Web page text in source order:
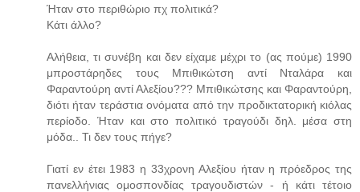
Ήταν στο περιθώριο πχ πολιτικά?
Κάτι άλλο?
Αλήθεια, τι συνέβη και δεν είχαμε μέχρι το (ας πούμε) 1990
μπροστάρηδες τους Μπιθικώτση αντί Νταλάρα και
Φαραντούρη αντί Αλεξίου??? Μπιθικώτσης και Φαραντούρη,
διότι ήταν τεράστια ονόματα από την προδικτατορική κιόλας
περίοδο. Ήταν και στο πολιτικό τραγούδι δηλ. μέσα στη
μόδα.. Τι δεν τους πήγε?
Γιατί εν έτει 1983 η 33χρονη Αλεξίου ήταν η πρόεδρος της
πανελλήνιας ομοσπονδίας τραγουδιστών - ή κάτι τέτοιο